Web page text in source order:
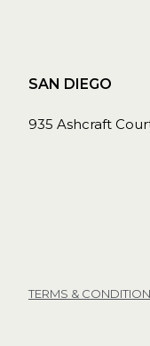
SAN DIEGO
935 Ashcraft
TERMS &